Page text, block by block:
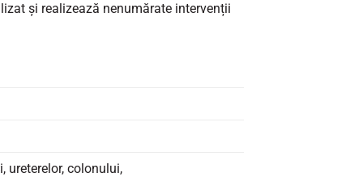
și realizează nenumărate intervenții
ureterelor, colonului,